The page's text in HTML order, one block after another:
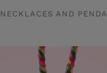
NECKLACES AND